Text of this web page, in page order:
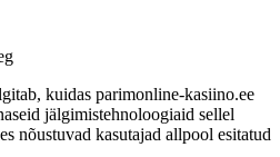
kuidas parimonline-kasiino.ee
jälgimistehnoloogiaid sellel
nõustuvad kasutajad allpool esitatud